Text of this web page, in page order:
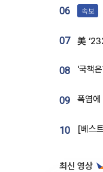
06 속보
07
08
09
10
최신 영상